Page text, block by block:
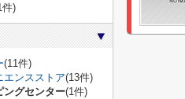
件)
(11件)
エンスストア(13件)
ングセンター(1件)